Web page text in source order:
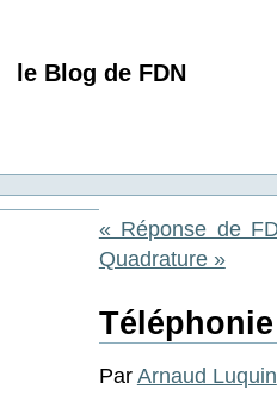
le Blog de FDN
« Réponse de
Quadrature »
Par Arnaud Luquin